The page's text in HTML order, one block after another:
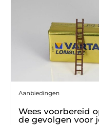
Aanbiedingen
Wees voorbereid
de gevolgen voor